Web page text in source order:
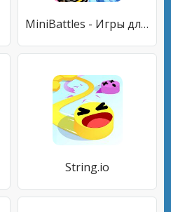
MiniBattles - Игры для 2 3 4 5 6 игроков
String.io